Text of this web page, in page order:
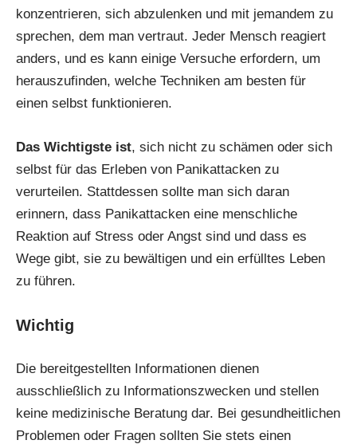
konzentrieren, sich abzulenken und mit jemandem zu
sprechen, dem man vertraut. Jeder Mensch reagiert
anders, und es kann einige Versuche erfordern, um
herauszufinden, welche Techniken am besten für
einen selbst funktionieren.
Das Wichtigste ist, sich nicht zu schämen oder sich
selbst für das Erleben von Panikattacken zu
verurteilen. Stattdessen sollte man sich daran
erinnern, dass Panikattacken eine menschliche
Reaktion auf Stress oder Angst sind und dass es
Wege gibt, sie zu bewältigen und ein erfülltes Leben
zu führen.
Wichtig
Die bereitgestellten Informationen dienen
ausschließlich zu Informationszwecken und stellen
keine medizinische Beratung dar. Bei gesundheitlichen
Problemen oder Fragen sollten Sie stets einen